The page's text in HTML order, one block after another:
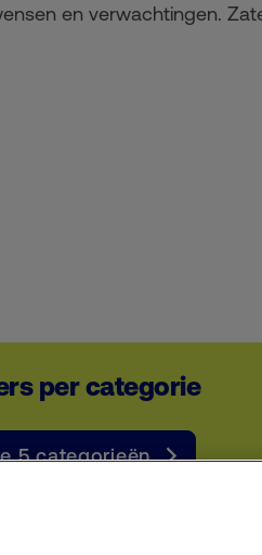
en verwachtingen.
per categorie
5 categorieën